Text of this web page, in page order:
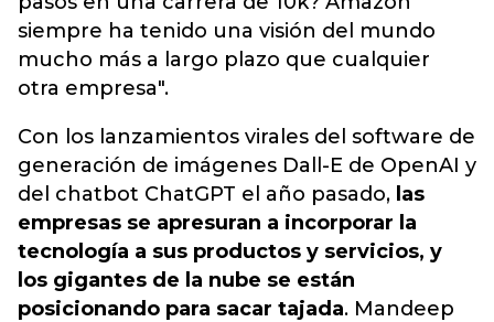
siempre ha tenido una visión del mundo
mucho más a largo plazo que cualquier
otra empresa".
Con los lanzamientos virales del software de
generación de imágenes Dall-E de OpenAI y
del chatbot ChatGPT el año pasado, las
empresas se apresuran a incorporar la
tecnología a sus productos y servicios, y
los gigantes de la nube se están
posicionando para sacar tajada. Mandeep